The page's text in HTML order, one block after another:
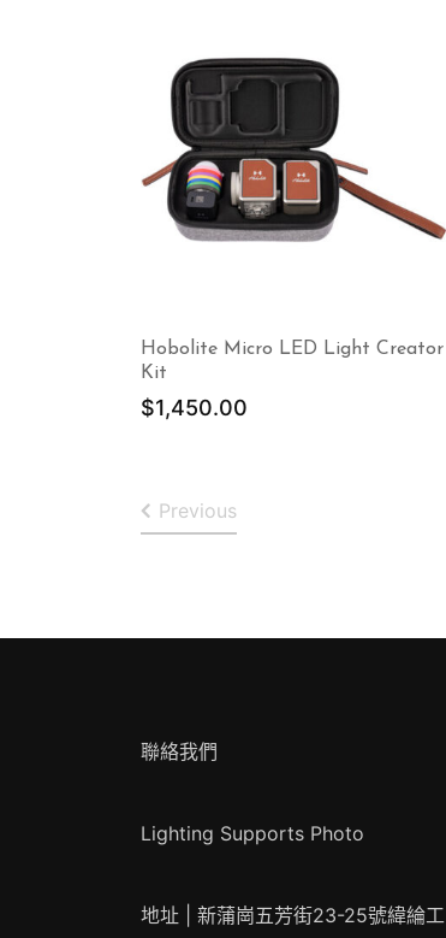
Hobolite Micro LED Light Creator
Kit
$1,450.00
Previous
聯絡我們
Lighting Supports Photo
地址 | 新蒲崗五芳街23-25號緯綸工